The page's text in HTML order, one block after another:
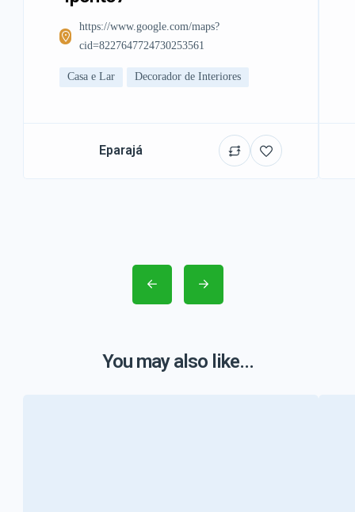
https://www.google.com/maps?
cid=8227647724730253561
Casa e Lar Decorador de Interiores
Eparajá
You may also like...